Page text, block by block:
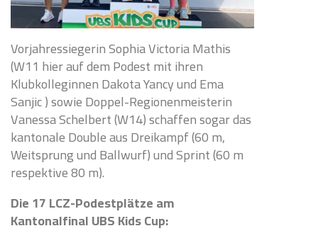
Vorjahressiegerin Sophia Victoria Mathis
(W11 hier auf dem Podest mit ihren
Klubkolleginnen Dakota Yancy und Ema
Sanjic ) sowie Doppel-Regionenmeisterin
Vanessa Schelbert (W14) schaffen sogar das
kantonale Double aus Dreikampf (60 m,
Weitsprung und Ballwurf) und Sprint (60 m
respektive 80 m).
Die 17 LCZ-Podestplätze am
Kantonalfinal UBS Kids Cup: